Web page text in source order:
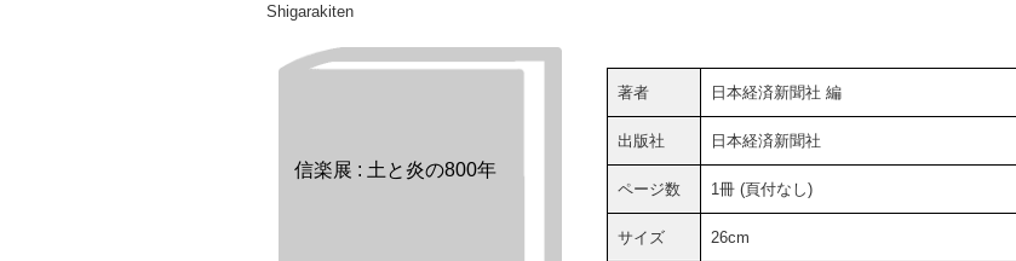
Shigarakiten
信楽展 : 土と炎の800年
著者 日本経済新聞社 編
出版社 日本経済新聞社
ページ数 1冊 (頁付なし)
サイズ 26cm